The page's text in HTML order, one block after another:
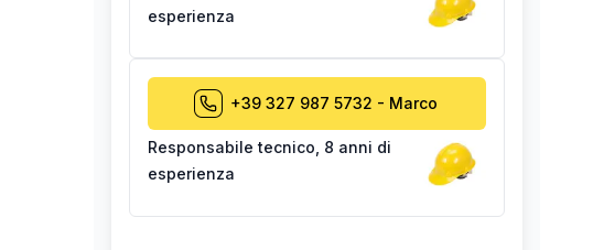
esperienza
+39 327 987 5732 - Marco
Responsabile tecnico 8 anni di
esperienza